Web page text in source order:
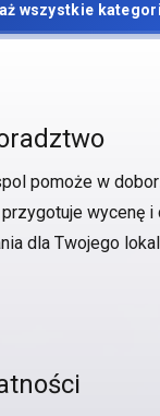
wszystkie
pomoże w
wycenę i
dla Twojego